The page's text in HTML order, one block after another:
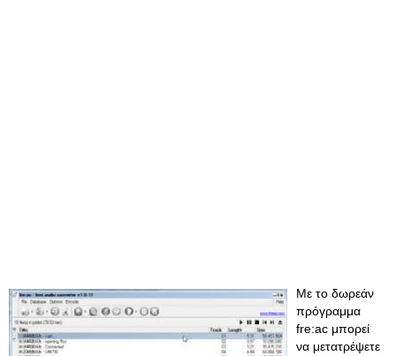
Με το δωρεάν
πρόγραμμα
fre:ac μπορεί
να μετατρέψετε